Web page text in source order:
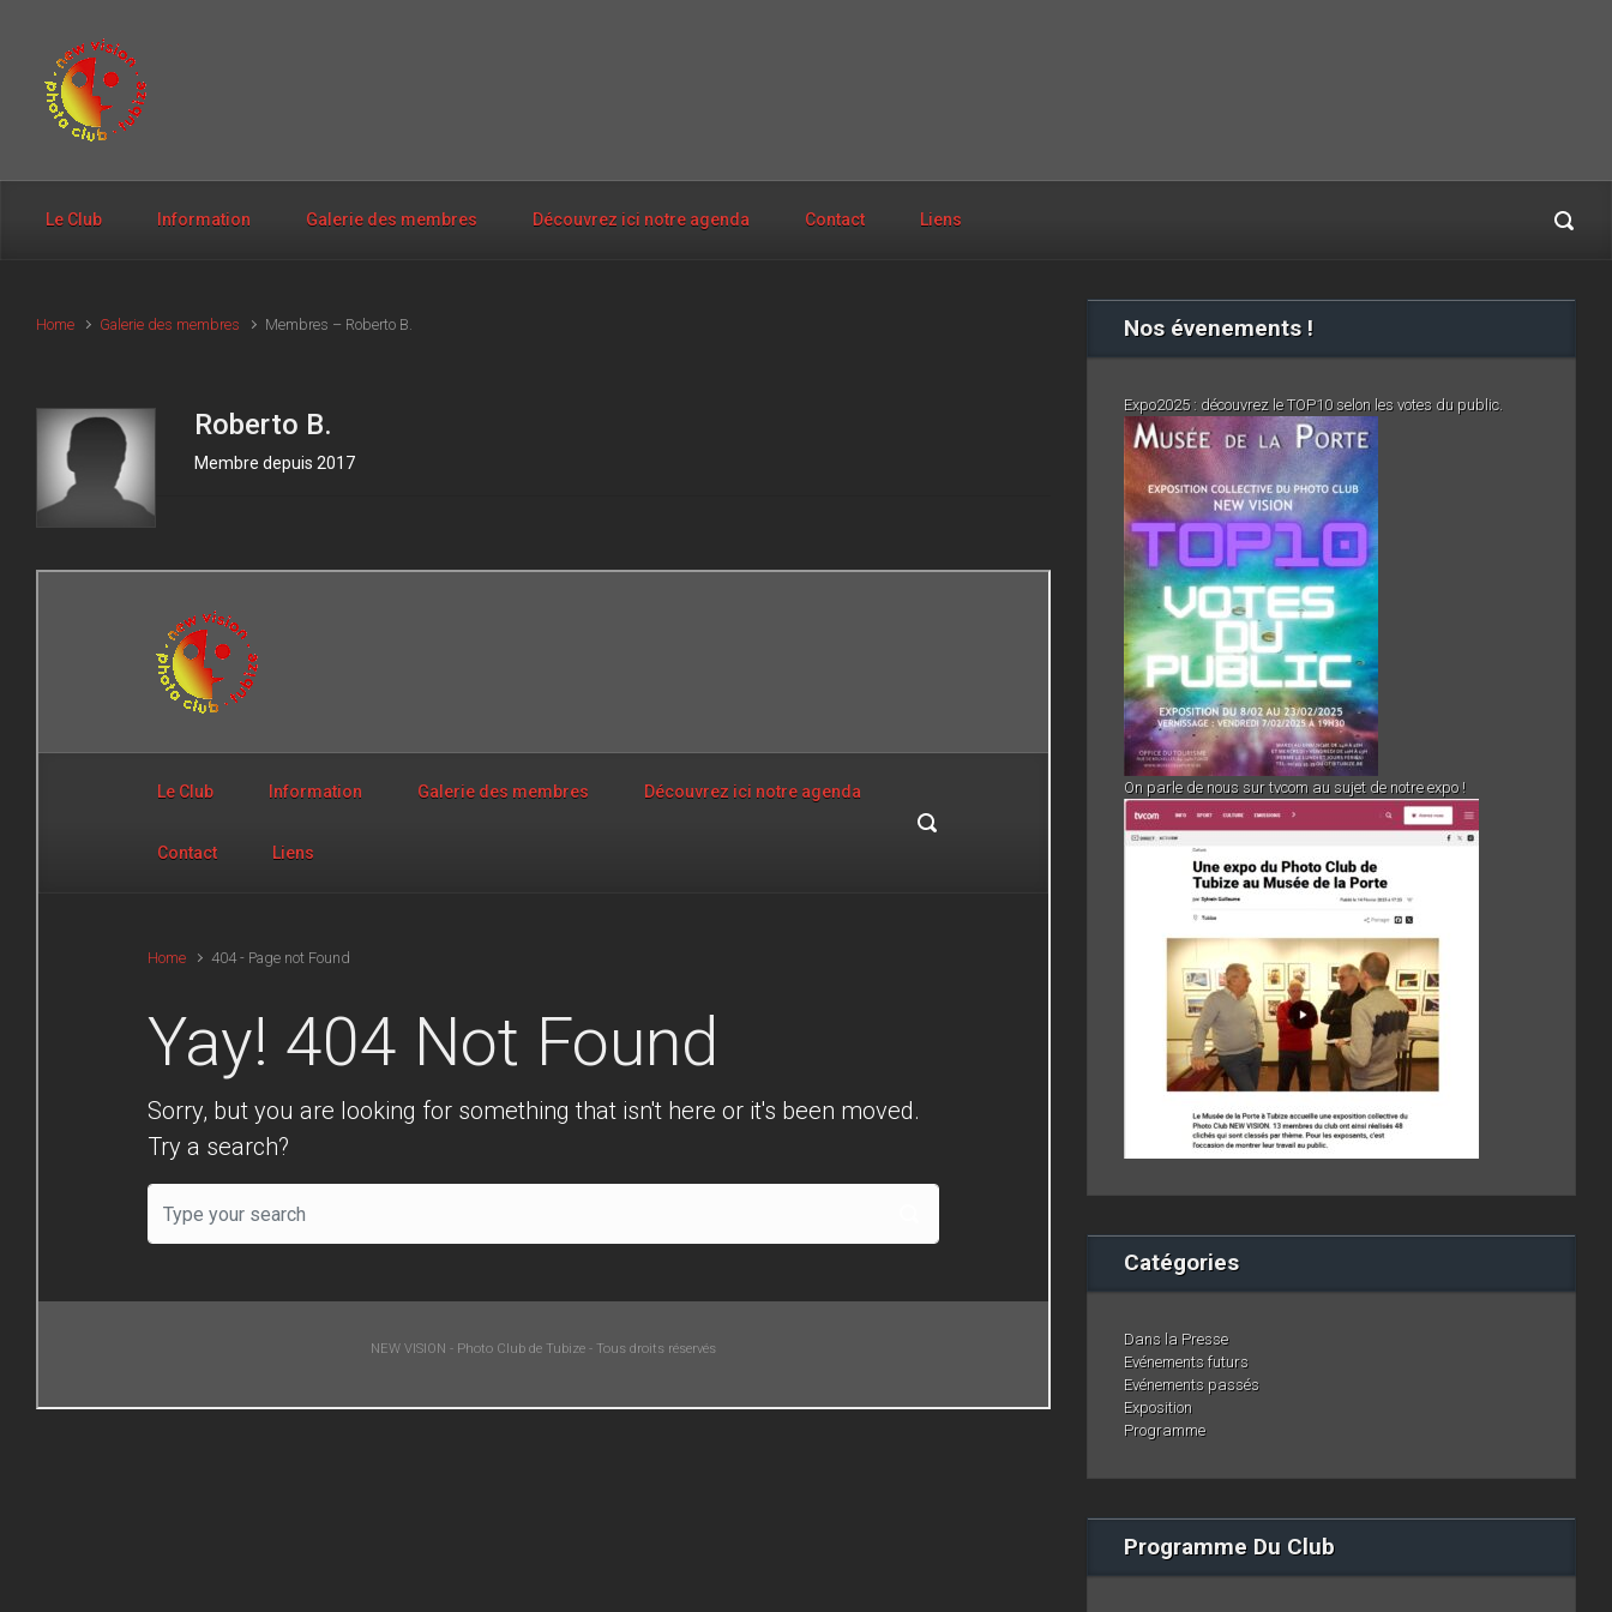
Le Club Information Galerie des membres Découvrez ici notre agenda Contact Liens
Home Galerie des membres Membres – Roberto B.
Roberto B.
Membre depuis 2017
Nos évenements !
Expo2025 : découvrez le TOP10 selon les votes du public.
On parle de nous sur tvcom au sujet de notre expo !
Catégories
Dans la Presse
Evénements futurs
Evénements passés
Exposition
Programme
Programme Du Club